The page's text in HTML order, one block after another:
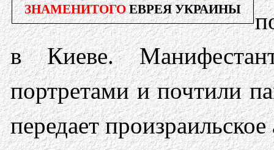
ЗНАМЕНИТОГОЕВРЕЯ УКРАИНЫ
в Киеве.
портретами и почтили
передает